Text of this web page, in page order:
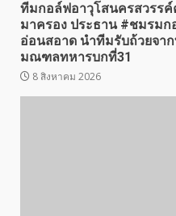
ทีมกอล์ฟอาวุโสนครสวรรค์
มาครอง ประธาน #ชมรมก
อ่อนสอาด นำทีมรับถ้วยจา
มณฑลทหารบกที่31
8 สิงหาคม 2026